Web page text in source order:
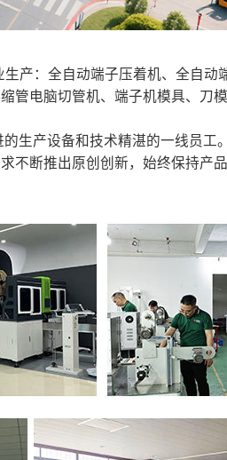
产：全自动端子压着机、全自动
管电脑切管机、端子机模具、刀
产设备和技术精湛的一线员工
不断推出原创创新，始终保持产